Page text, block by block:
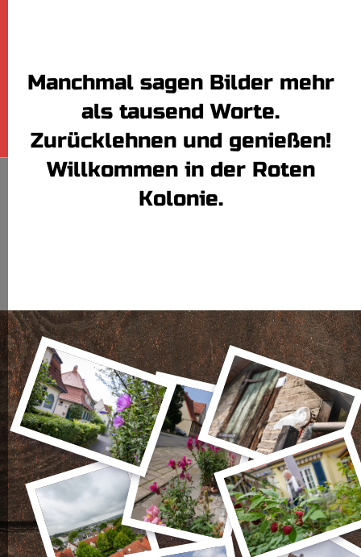
Manchmal sagen Bilder mehr
als tausend Worte.
Zurücklehnen und genießen!
Willkommen in der Roten
Kolonie.